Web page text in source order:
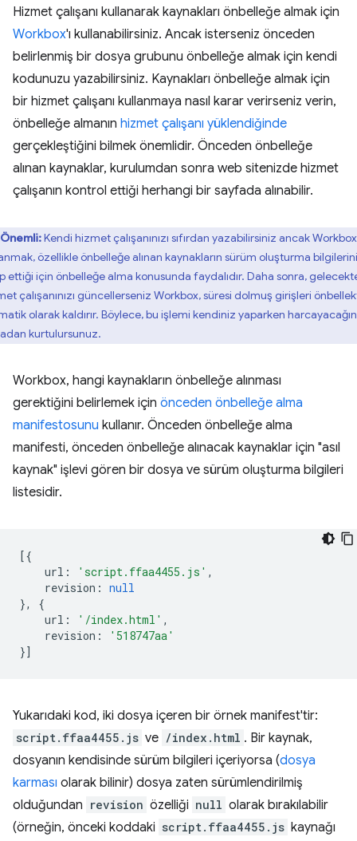
Hizmet çalışanı kullanarak kaynakları önbelleğe almak için
Workbox'ı kullanabilirsiniz. Ancak isterseniz önceden
belirlenmiş bir dosya grubunu önbelleğe almak için kendi
kodunuzu yazabilirsiniz. Kaynakları önbelleğe almak için
bir hizmet çalışanı kullanmaya nasıl karar verirseniz verin,
önbelleğe almanın hizmet çalışanı yüklendiğinde
gerçekleştiğini bilmek önemlidir. Önceden önbelleğe
alınan kaynaklar, kurulumdan sonra web sitenizde hizmet
çalışanın kontrol ettiği herhangi bir sayfada alınabilir.
Önemli:Kendi hizmet çalışanınızı sıfırdan yazabilirsiniz ancak
özellikle önbelleğe alınan kaynakların sürüm oluşturma bilgilerini
ettiği için önbelleğe alma konusunda faydalıdır. Daha sonra,
çalışanınızı güncellerseniz Workbox, süresi dolmuş girişleri
olarak kaldırır. Böylece, bu işlemi kendiniz yaparken
kurtulursunuz.
Workbox, hangi kaynakların önbelleğe alınması
gerektiğini belirlemek için önceden önbelleğe alma
manifestosunu kullanır. Önceden önbelleğe alma
manifesti, önceden önbelleğe alınacak kaynaklar için "asıl
kaynak" işlevi gören bir dosya ve sürüm oluşturma bilgileri
listesidir.
[{
url : 'script.ffaa4455.js' ,
revision : null
},
{
url : '/index.html' ,
revision :
'518747aa'
}]
Yukarıdaki kod, iki dosya içeren bir örnek manifest'tir:
script.ffaa4455.js ve /index.html . Bir kaynak,
dosyanın kendisinde sürüm bilgileri içeriyorsa (dosya
karması olarak bilinir) dosya zaten sürümlendirilmiş
olduğundan revision özelliği null olarak bırakılabilir
(örneğin, önceki koddaki script.ffaa4455.js kaynağı